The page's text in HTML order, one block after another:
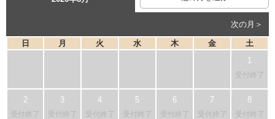
次の月＞
日 月 火 水 木 金 土
受付終了
受付終了 受付終了 受付終了 受付終了 受付終了 受付終了 受付終了